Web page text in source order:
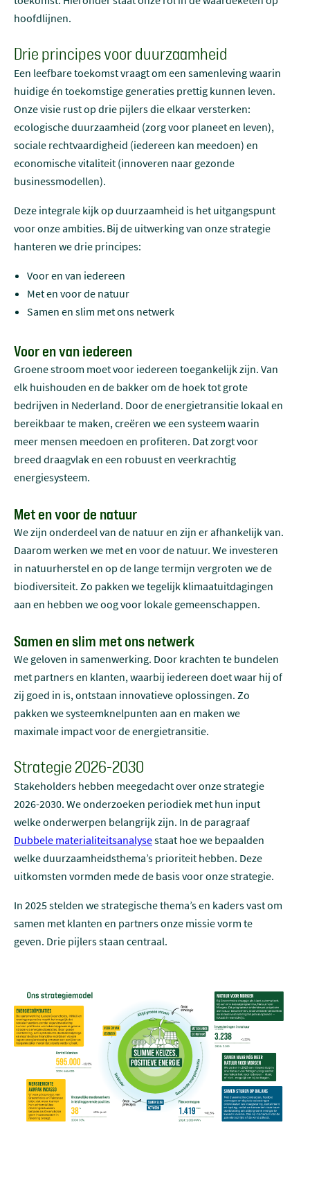
hoofdlijnen.
Drie principes voor duurzaamheid
Een leefbare toekomst vraagt om een samenleving waarin
huidige én toekomstige generaties prettig kunnen leven.
Onze visie rust op drie pijlers die elkaar versterken:
ecologische duurzaamheid (zorg voor planeet en leven),
sociale rechtvaardigheid (iedereen kan meedoen) en
economische vitaliteit (innoveren naar gezonde
businessmodellen).
Deze integrale kijk op duurzaamheid is het uitgangspunt
voor onze ambities. Bij de uitwerking van onze strategie
hanteren we drie principes:
Voor en van iedereen
Met en voor de natuur
Samen en slim met ons netwerk
Voor en van iedereen
Groene stroom moet voor iedereen toegankelijk zijn. Van
elk huishouden en de bakker om de hoek tot grote
bedrijven in Nederland. Door de energietransitie lokaal en
bereikbaar te maken, creëren we een systeem waarin
meer mensen meedoen en profiteren. Dat zorgt voor
breed draagvlak en een robuust en veerkrachtig
energiesysteem.
Met en voor de natuur
We zijn onderdeel van de natuur en zijn er afhankelijk van.
Daarom werken we met en voor de natuur. We investeren
in natuurherstel en op de lange termijn vergroten we de
biodiversiteit. Zo pakken we tegelijk klimaatuitdagingen
aan en hebben we oog voor lokale gemeenschappen.
Samen en slim met ons netwerk
We geloven in samenwerking. Door krachten te bundelen
met partners en klanten, waarbij iedereen doet waar hij of
zij goed in is, ontstaan innovatieve oplossingen. Zo
pakken we systeemknelpunten aan en maken we
maximale impact voor de energietransitie.
Strategie 2026-2030
Stakeholders hebben meegedacht over onze strategie
2026-2030. We onderzoeken periodiek met hun input
welke onderwerpen belangrijk zijn. In de paragraaf
Dubbele materialiteitsanalysestaat hoe we bepaalden
welke duurzaamheidsthema’s prioriteit hebben. Deze
uitkomsten vormden mede de basis voor onze strategie.
In 2025 stelden we strategische thema’s en kaders vast om
samen met klanten en partners onze missie vorm te
geven. Drie pijlers staan centraal.